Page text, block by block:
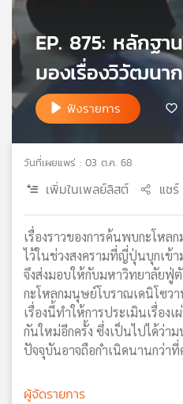
เครือ
ข่าย
ไทย
พี
เอส
วิทยุ
เครือ
ข่าย
EP. 875: หลักฐา
มองเรื่องวิวัฒนา
ฟังรายการ
วันที่เผยแพร่ : 03 ต.ค. 68
เพิ่มในเพลย์ลิสต์ แชร์
เรื่องราวของการค้นพบกะโห
ไว้ในช่วงสงครามที่ญี่ปุ่นบุกเข้
จึงส่งมอบให้กับมหาวิทยาลัยฟู่
กะโหลกมนุษย์โบราณเดนิโซว
เรื่องนี้ทำให้การประเมินเรื่อง
กันใหม่อีกครั้ง ซึ่งเป็นไปได้ว่า
ปัจจุบันอาจถือกำเนิดนานกว่าที่
ผู้จัดรายการ